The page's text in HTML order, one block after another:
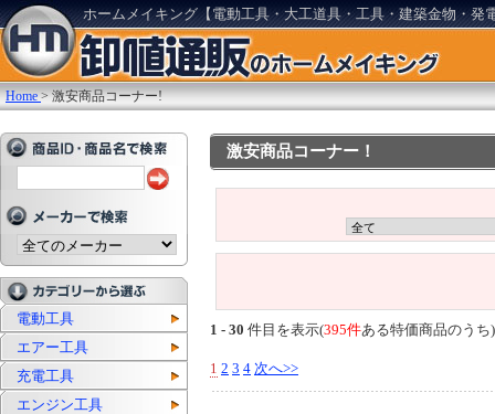
ホームメイキング【電動工具・大工道具・工具・建築金物・発
Home >激安商品コーナー!
電動工具
エアー工具
充電工具
エンジン工具
激安商品コーナー！
1 - 30 件目を表示(395件ある特価商品のうち)
1 2 3 4 次へ>>